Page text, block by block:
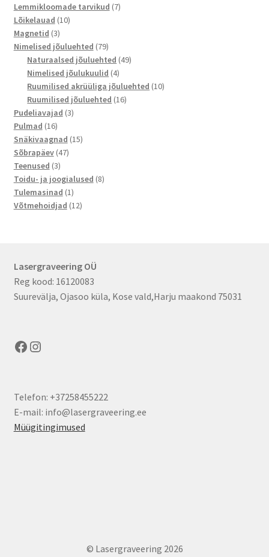
toodet
Lemmikloomade tarvikud 77
Lõikelauad 1010
Magnetid 33
toodet
Nimelised jõuluehted 7979
toodet
Naturaalsed jõuluehted 4949
Nimelised jõulukuulid 44
toodet
Ruumilised akrüüliga jõuluehted 1010
Ruumilised jõuluehted 1616
Pudeliavajad 33
Pulmad 1616
toodet
Snäkivaagnad 1515
Sõbrapäev 4747
Teenused 33
toodet
Toidu- ja joogialused 88
Tulemasinad 11
toode
Võtmehoidjad 1212
Lasergraveering OÜ
Reg kood: 16120083
Suurevälja, Ojasoo küla, Kose vald,Harju maakond 75031
Facebook
Instagram
Telefon: +37258455222
E-mail: info@lasergraveering.ee
Müügitingimused
© Lasergraveering 2026